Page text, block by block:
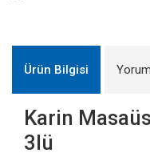
Ürün Bilgisi
Karin
3lü